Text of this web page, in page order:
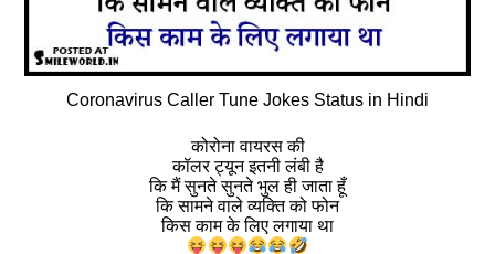
Coronavirus Caller Tune Jokes Status in Hindi
कोरोना वायरस की
कॉलर ट्यून इतनी लंबी है
कि मैं सुनते सुनते भुल ही जाता हूँ
कि सामने वाले व्यक्ति को फोन
किस काम के लिए लगाया था